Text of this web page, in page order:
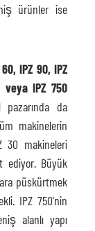
ürünler ise
IPZ 90, IPZ
veya IPZ 750
pazarında da
makinelerin
30 makineleri
ediyor. Büyük
püskürtmek
IPZ 750'nin
alanlı yapı